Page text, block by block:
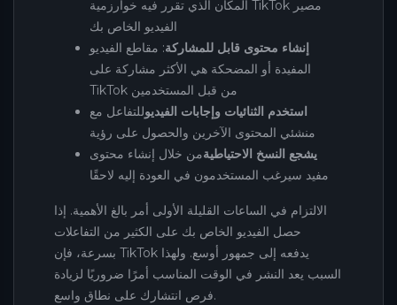
المكان الذي تقرر فيه خوارزمية TikTok مصير
الفيديو الخاص بك
إنشاء محتوى قابل للمشاركة: مقاطع الفيديو
المفيدة أو المضحكة هي الأكثر مشاركة على
TikTok من قبل المستخدمين
استخدم الثنائيات وإجابات الفيديوللتفاعل مع
منشئي المحتوى الآخرين والحصول على رؤية
يشجع النسخ الاحتياطيةمن خلال إنشاء محتوى
مفيد سيرغب المستخدمون في العودة إليه لاحقًا
الالتزام في الساعات القليلة الأولى أمر بالغ الأهمية. إذا
حصل الفيديو الخاص بك على الكثير من التفاعلات
بسرعة، فإن TikTok يدفعه إلى جمهور أوسع. ولهذا
السبب يعد النشر في الوقت المناسب أمرًا ضروريًا لزيادة
فرص انتشارك على نطاق واسع.